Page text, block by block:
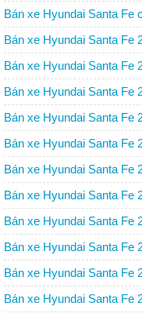
Bán xe Hyundai Santa Fe
Bán xe Hyundai Santa Fe
Bán xe Hyundai Santa Fe
Bán xe Hyundai Santa Fe
Bán xe Hyundai Santa Fe
Bán xe Hyundai Santa Fe
Bán xe Hyundai Santa Fe
Bán xe Hyundai Santa Fe
Bán xe Hyundai Santa Fe
Bán xe Hyundai Santa Fe
Bán xe Hyundai Santa Fe
Bán xe Hyundai Santa Fe